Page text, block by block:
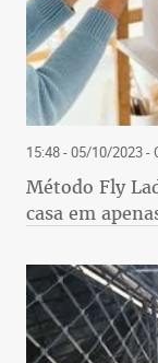
15:48 - 05/10/2023-
Método Fly
casa em